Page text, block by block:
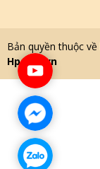
Bản quyền thuộc về
Hpsoft.vn